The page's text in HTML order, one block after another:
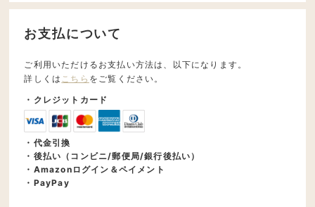
お支払について
ご利用いただけるお支払い方法は、以下になります。
詳しくは こちら をご覧ください。
・クレジットカード
・代金引換
・後払い（コンビニ/郵便局/銀行後払い）
・Amazonログイン＆ペイメント
・PayPay